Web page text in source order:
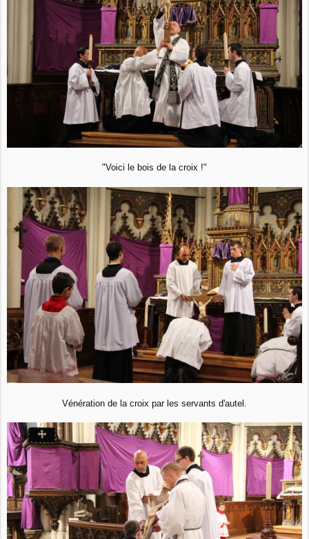
"Voici le bois de la croix !"
Vénération de la croix par les servants d'autel.